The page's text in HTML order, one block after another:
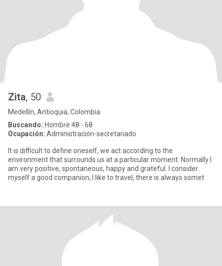
Zita, 50
Medellín, Antioquia, Colombia
Buscando: Hombre 48 - 68
Ocupación: Administración-secretariado
It is difficult to define oneself, we act according to the
environment that surrounds us at a particular moment. Normally I
am very positive, spontaneous, happy and grateful. I consider
myself a good companion, I like to travel, there is always somet